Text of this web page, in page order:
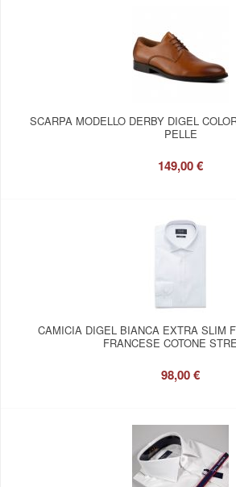
SCARPA MODELLO DERBY DIGEL
PELLE
149,00 €
CAMICIA DIGEL BIANCA EXTRA SLIM
FRANCESE COTONE
98,00 €